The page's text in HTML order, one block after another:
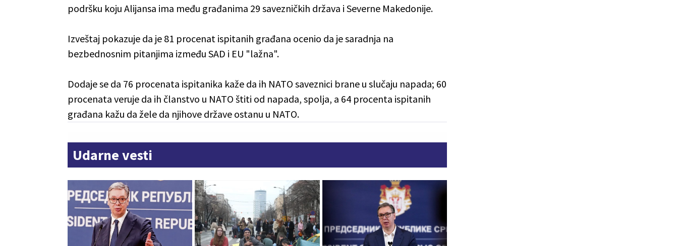
podršku koju Alijansa ima među građanima 29 savezničkih država i Severne Makedonije.
Izveštaj pokazuje da je 81 procenat ispitanih građana ocenio da je saradnja na
bezbednosnim pitanjima između SAD i EU "lažna".
Dodaje se da 76 procenata ispitanika kaže da ih NATO saveznici brane u slučaju napada; 60
procenata veruje da ih članstvo u NATO štiti od napada, spolja, a 64 procenta ispitanih
građana kažu da žele da njihove države ostanu u NATO.
Udarne vesti